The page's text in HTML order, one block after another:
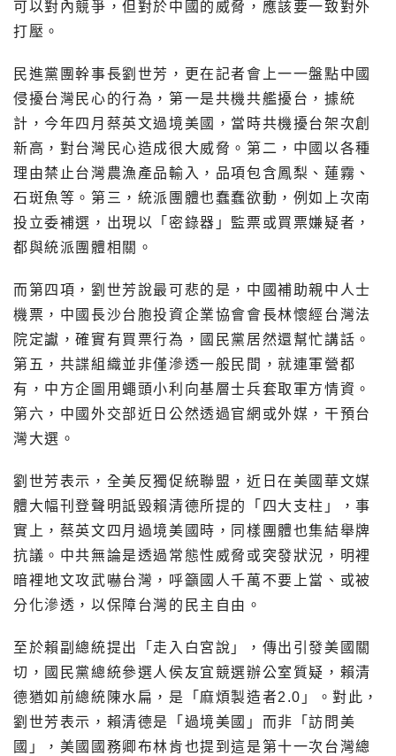
可以對內競爭，但對於中國的威脅，應該要一致對外
打壓。
民進黨團幹事長劉世芳，更在記者會上一一盤點中國
侵擾台灣民心的行為，第一是共機共艦擾台，據統
計，今年四月蔡英文過境美國，當時共機擾台架次創
新高，對台灣民心造成很大威脅。第二，中國以各種
理由禁止台灣農漁產品輸入，品項包含鳳梨、蓮霧、
石斑魚等。第三，統派團體也蠢蠢欲動，例如上次南
投立委補選，出現以「密錄器」監票或買票嫌疑者，
都與統派團體相關。
而第四項，劉世芳說最可悲的是，中國補助親中人士
機票，中國長沙台胞投資企業協會會長林懷經台灣法
院定讞，確實有買票行為，國民黨居然還幫忙講話。
第五，共諜組織並非僅滲透一般民間，就連軍營都
有，中方企圖用蠅頭小利向基層士兵套取軍方情資。
第六，中國外交部近日公然透過官網或外媒，干預台
灣大選。
劉世芳表示，全美反獨促統聯盟，近日在美國華文媒
體大幅刊登聲明詆毀賴清德所提的「四大支柱」，事
實上，蔡英文四月過境美國時，同樣團體也集結舉牌
抗議。中共無論是透過常態性威脅或突發狀況，明裡
暗裡地文攻武嚇台灣，呼籲國人千萬不要上當、或被
分化滲透，以保障台灣的民主自由。
至於賴副總統提出「走入白宮說」，傳出引發美國關
切，國民黨總統參選人侯友宜競選辦公室質疑，賴清
德猶如前總統陳水扁，是「麻煩製造者2.0」。對此，
劉世芳表示，賴清德是「過境美國」而非「訪問美
國」，美國國務卿布林肯也提到這是第十一次台灣總